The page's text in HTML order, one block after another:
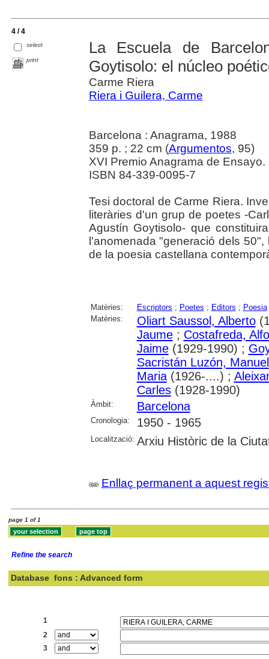
4 / 4
select
print
La Escuela de
Goytisolo: el núcleo
Carme Riera
Riera i Guilera, Carme
Barcelona : Anagrama, 1988
359 p. ; 22 cm (Argumentos, 95)
XVI Premio Anagrama de Ensayo.
ISBN 84-339-0095-7
Tesi doctoral de Carme Riera.
literàries d'un grup de poetes -
Agustín Goytisolo- que
l'anomenada "generació dels
de la poesia castellana
Matèries: Escriptors ; Poetes ; Editors ; Poesia
Matèries:
Oliart Saussol, Alberto
Jaume; Costafreda,
Jaime(1929-1990) ;
Sacristán Luzón, Manuel
Maria(1926-....) ;
Carles(1928-1990)
Àmbit: Barcelona
Cronologia: 1950 - 1965
Localització: Arxiu Històric de la
Enllaç permanent a aquest
page 1 of 1
Refine the search
Database fons : Advanced form
1
2
3